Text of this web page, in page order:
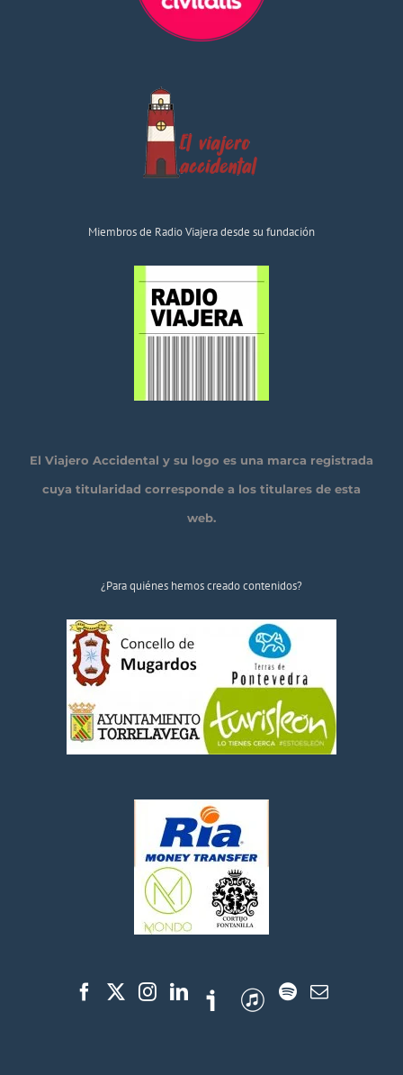
Miembros de Radio Viajera desde su fundación
El Viajero Accidental y su logo es una marca registrada
cuya titularidad corresponde a los titulares de esta
web.
¿Para quiénes hemos creado contenidos?